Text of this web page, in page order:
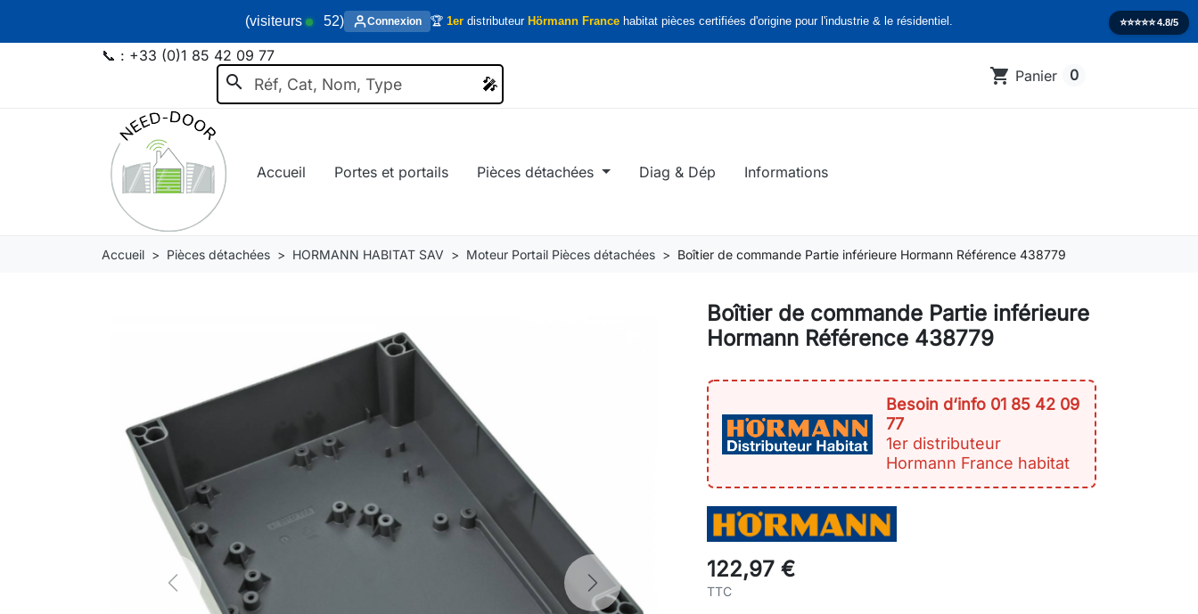
(visiteurs 52) Connexion 🏆 1er distributeur Hörmann France habitat pièces certifiées d'origine pour l'industrie & le résidentiel. ⭐️⭐️⭐️⭐️⭐️4.8/5
search 🎤
🎤
📞 : +33 (0)1 85 42 09 77
shopping_cart Panier 0
Accueil Portes et portails Pièces détachées Diag & Dép Informations
Accueil Pièces détachées HORMANN HABITAT SAV Moteur Portail Pièces détachées Boîtier de commande Partie inférieure Hormann Référence 438779
Previous Next
Boîtier de commande Partie inférieure
Hormann Référence 438779
Besoin d‘info 01 85 42 09
77
1er distributeur
Hormann France habitat
122,97 €
TTC